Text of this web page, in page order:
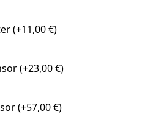
(+11,00 €)
(+23,00 €)
(+57,00 €)